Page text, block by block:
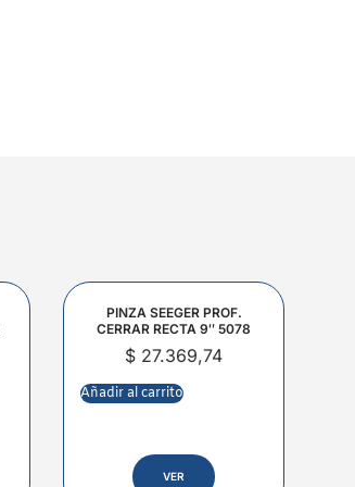
PINZA SEEGER PROF.
CERRAR RECTA 9″ 5078
$ 27.369,74
Añadir al carrito
VER